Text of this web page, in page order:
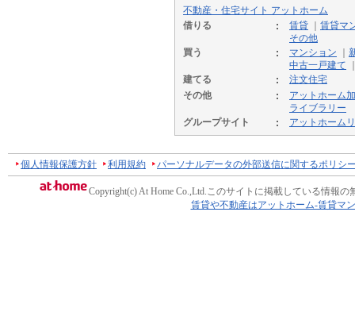
不動産・住宅サイト アットホーム
借りる
賃貸
賃貸マ
その他
買う
マンション
中古一戸建て
建てる
注文住宅
その他
アットホーム
ライブラリー
グループサイト
アットホーム
個人情報保護方針 利用規約 パーソナルデータの外部送信に関するポリシ
Copyright(c) At Home Co.,Ltd.このサイトに掲載している情報の
賃貸や不動産はアットホーム-賃貸マ